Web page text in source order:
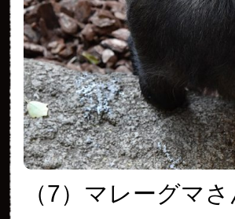
（7）マレーグマさ